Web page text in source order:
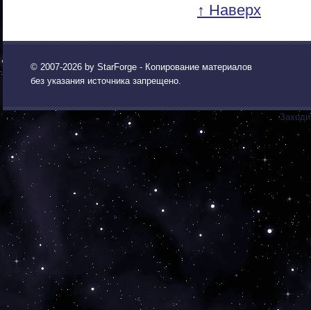
↑ Наверх
© 2007-2026 by StarForge - Копирование материалов
без указания источника запрещено.